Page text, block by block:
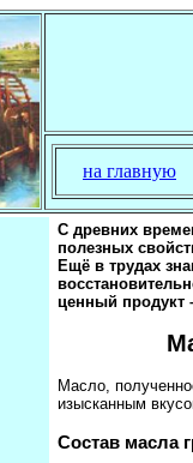
на главную
С древних
полезных
Ещё в трудах
ценный продукт
Масло,
изысканным
Состав масла